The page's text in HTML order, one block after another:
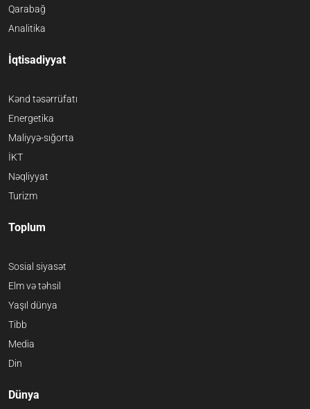
Qarabağ
Analitika
İqtisadiyyat
Kənd təsərrüfatı
Energetika
Maliyyə-sığorta
İKT
Nəqliyyat
Turizm
Toplum
Sosial siyasət
Elm və təhsil
Yaşıl dünya
Tibb
Media
Din
Dünya